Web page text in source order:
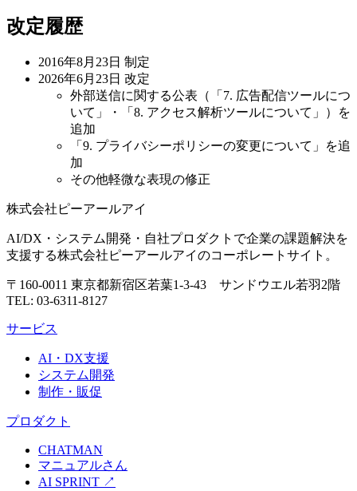
改定履歴
2016年8月23日 制定
2026年6月23日 改定
外部送信に関する公表（「7. 広告配信ツールにつ
いて」・「8. アクセス解析ツールについて」）を
追加
「9. プライバシーポリシーの変更について」を追
加
その他軽微な表現の修正
株式会社ピーアールアイ
AI/DX・システム開発・自社プロダクトで企業の課題解決を
支援する株式会社ピーアールアイのコーポレートサイト。
〒160-0011 東京都新宿区若葉1-3-43 サンドウエル若羽2階
TEL: 03-6311-8127
サービス
AI・DX支援
システム開発
制作・販促
プロダクト
CHATMAN
マニュアルさん
AI SPRINT ↗